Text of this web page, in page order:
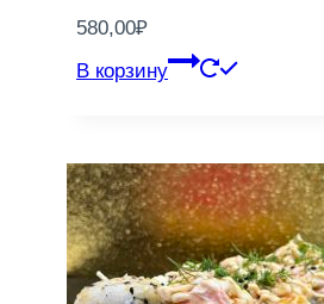
580,00₽
В корзину